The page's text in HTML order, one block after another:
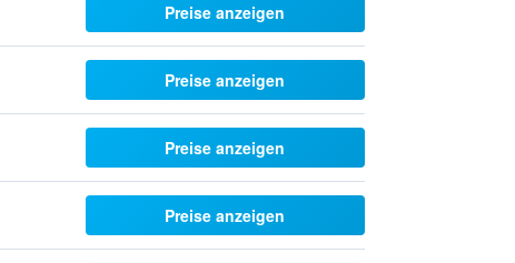
Preise anzeigen
Preise anzeigen
Preise anzeigen
Preise anzeigen